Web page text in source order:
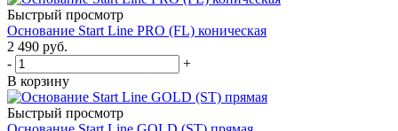
Быстрый просмотр
Основание Start Line PRO (FL) коническая
2 490 руб.
-
+
В корзину
Быстрый просмотр